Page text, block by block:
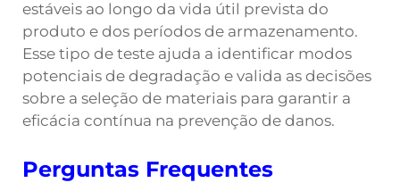
estáveis ao longo da vida útil prevista do
produto e dos períodos de armazenamento.
Esse tipo de teste ajuda a identificar modos
potenciais de degradação e valida as decisões
sobre a seleção de materiais para garantir a
eficácia contínua na prevenção de danos.
Perguntas Frequentes